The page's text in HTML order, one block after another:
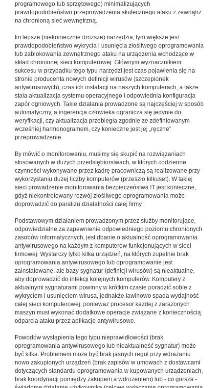
programowego lub sprzętowego) minimalizujących
prawdopodobieństwo przeprowadzenia skutecznego ataku z zewnątrz
na chronioną sieć wewnętrzną.
Im lepsze (niekoniecznie droższe) narzędzia, tym większe jest
prawdopodobieństwo wykrycia i usunięcia złośliwego oprogramowania
lub zablokowania zewnętrznego ataku na urządzenia wchodzące w
skład chronionej sieci komputerowej. Głównym wyznacznikiem
sukcesu w przypadku tego typu narzędzi jest czas pojawienia się na
stronie producenta nowych definicji wirusów (szczepionek
antywirusowych), czas ich instalacji na naszych komputerach, a także
stała aktualizacja systemu operacyjnego i odpowiednia konfiguracja
zapór ogniowych. Takie działania prowadzone są najczęściej w sposób
automatyczny, a ingerencja człowieka ogranicza się jedynie do
weryfikacji, czy aktualizacja przebiegła zgodnie ze zdefiniowanym
wcześniej harmonogramem, czy konieczne jest jej „ręczne"
przeprowadzenie.
By mówić o monitorowaniu, musimy się skupić na rozwiązaniach
stosowanych w dużych przedsiębiorstwach, w których codzienne
czynności wykonywane przez kadrę pracowniczą są realizowane przy
wykorzystaniu dużej liczby komputerów (przeszło kilkuset). W takiej
sieci prowadzenie monitorowania bezpieczeństwa IT jest konieczne,
gdyż niekontrolowany rozwój złośliwego oprogramowania może
doprowadzić do paraliżu działalności całej firmy.
Podstawowym działaniem prowadzonym przez służby monitorujące,
odpowiedzialne za zapewnienie odpowiedniego poziomu chronionych
zasobów informatycznych, jest dbanie o aktualność oprogramowania
antywirusowego na każdym z komputerów funkcjonujących w sieci
firmowej. Wystarczy tylko kilka urządzeń, na których zupełnie brak
oprogramowania antywirusowego lub oprogramowanie jest
zainstalowane, ale bazy sygnatur (definicji wirusów) są nieaktualne,
aby doprowadzić do infekcji kolejnych komputerów. Komputery z
aktualnymi sygnaturami powinny w krótkim czasie poradzić sobie z
wykryciem i usunięciem wirusa, jednakże lawinowo spada wydajność
całej sieci komputerowej, ponieważ procesor każdej z zarażonych
maszyn musi wykonać dodatkowe operacje związane z koniecznością
odparcia ataku przez aplikacje antywirusowe.
Powodów wystąpienia tego typu nieprawidłowości (brak
oprogramowania antywirusowego lub nieaktualność sygnatur) może
być kilka. Problemem może być brak jasnych reguł przy wdrażaniu
nowo zakupionych urządzeń (brak zapisów w umowach z dostawcami
dotyczących standardu oprogramowania w kupowanych urządzeniach,
brak koordynacji pomiędzy zakupem a wdrożeniem) lub - co gorsza -